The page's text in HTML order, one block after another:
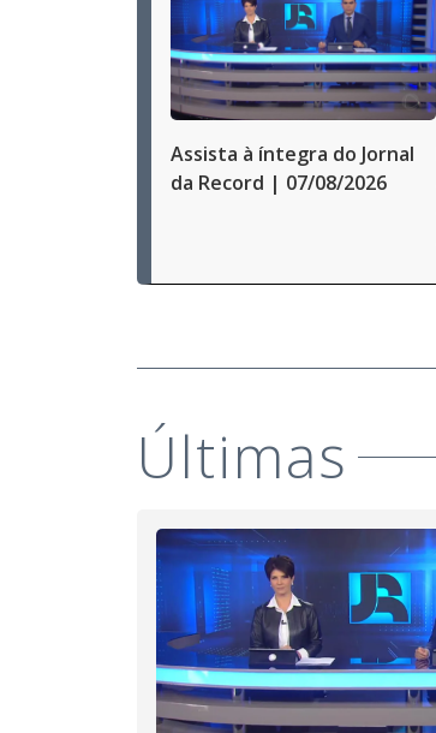
Assista à íntegra do Jornal
da Record | 07/08/2026
Últimas